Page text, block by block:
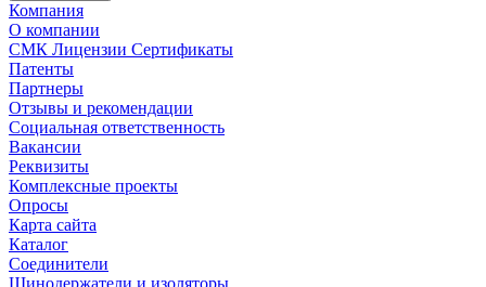
Компания
О компании
СМК Лицензии Сертификаты
Патенты
Партнеры
Отзывы и рекомендации
Социальная ответственность
Вакансии
Реквизиты
Комплексные проекты
Опросы
Карта сайта
Каталог
Соединители
Шинодержатели и изоляторы